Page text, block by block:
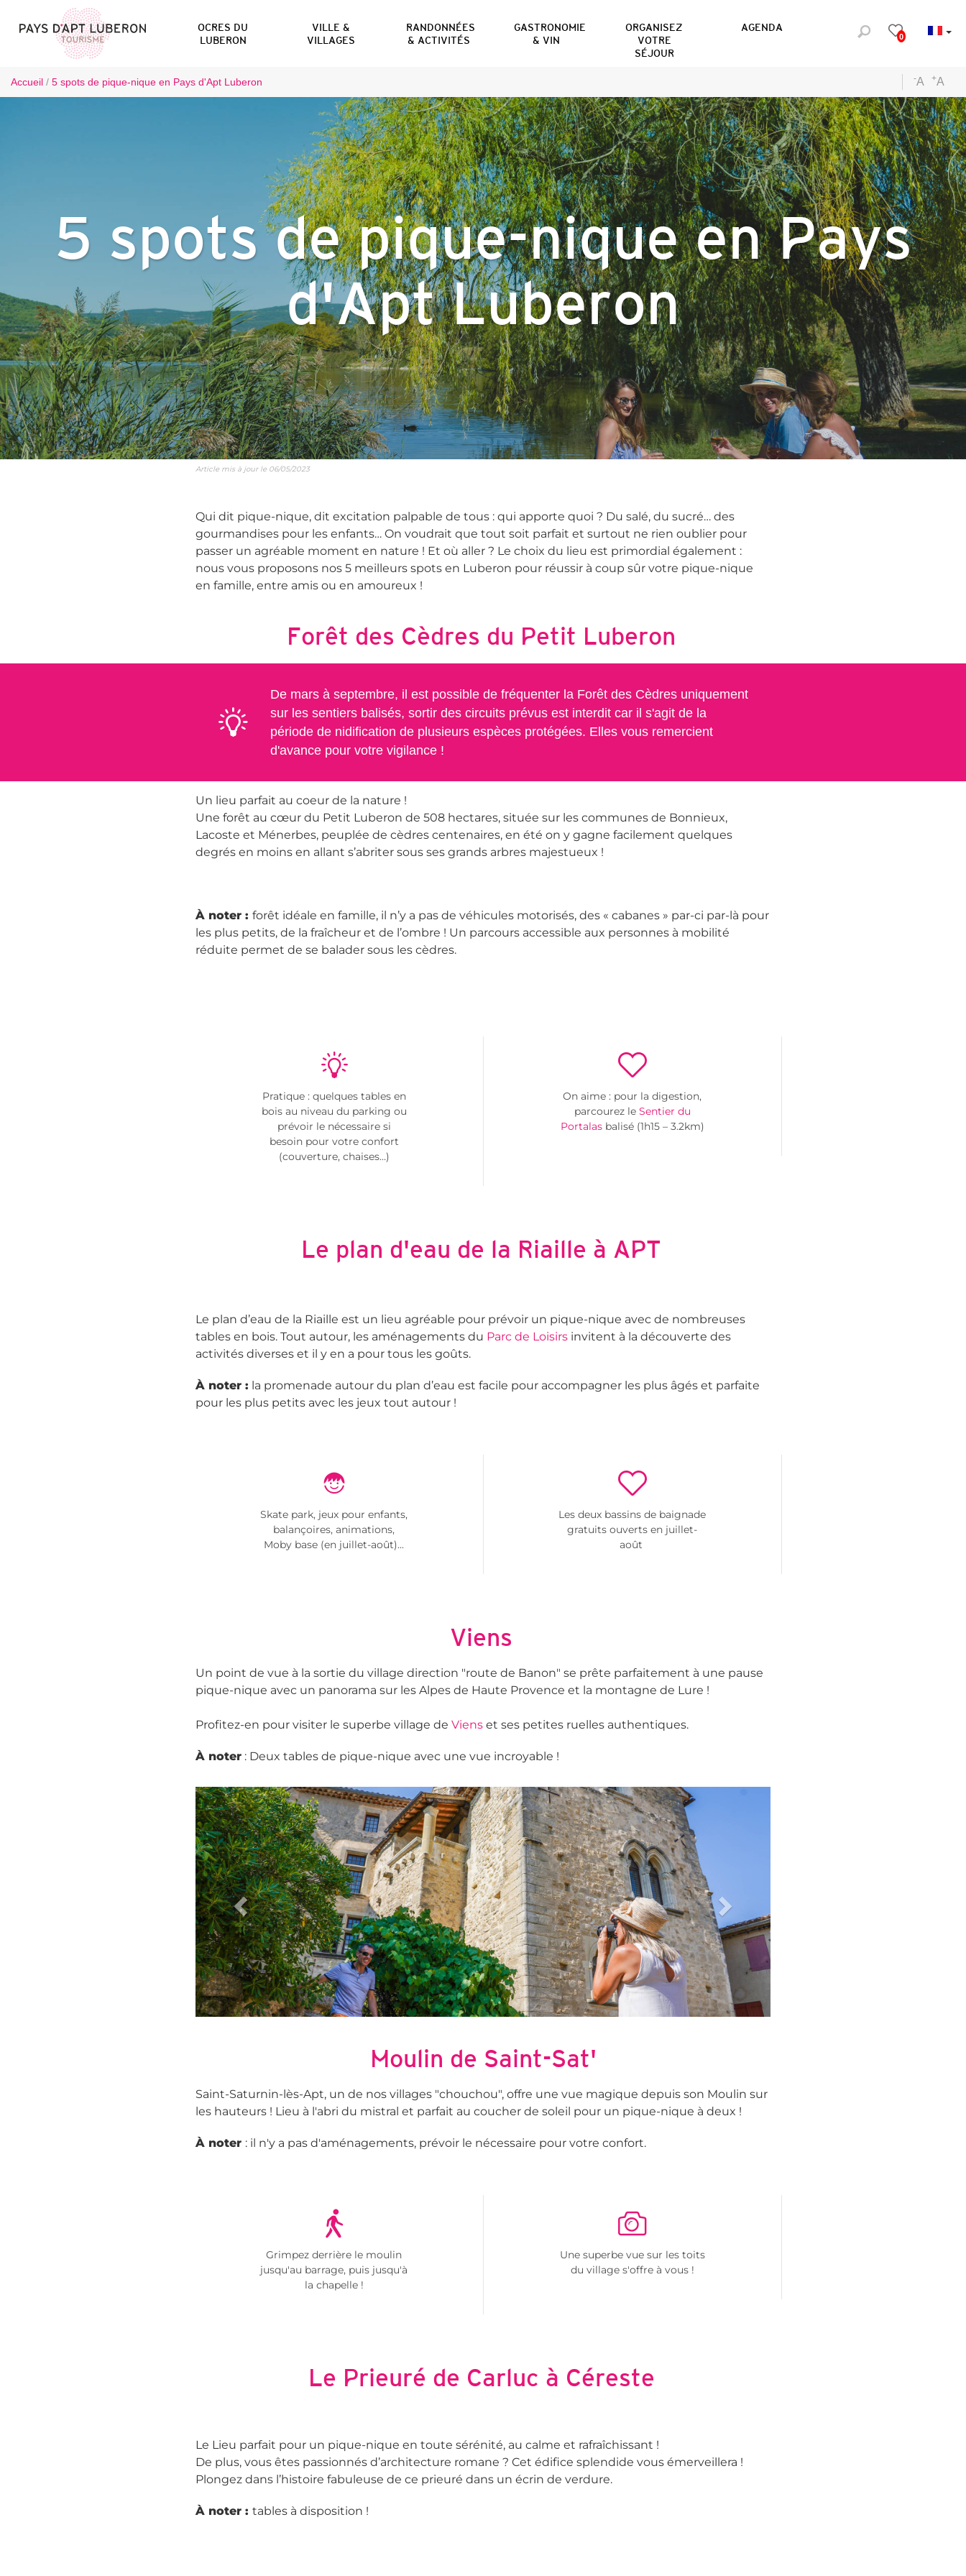
0
OCRES DU
LUBERON
VILLE &
VILLAGES
RANDONNÉES
& ACTIVITÉS
GASTRONOMIE
& VIN
ORGANISEZ
VOTRE
SÉJOUR
AGENDA
Accueil / 5 spots de pique-nique en Pays d'Apt Luberon -A +A
5 spots de pique-nique en Pays
d'Apt Luberon
Activités Patrimoine Randonnées Vins & Terroir En couple en famille avec des amis
Article mis à jour le 06/05/2023
Qui dit pique-nique, dit excitation palpable de tous : qui apporte quoi ? Du salé, du sucré… des
gourmandises pour les enfants… On voudrait que tout soit parfait et surtout ne rien oublier pour
passer un agréable moment en nature ! Et où aller ? Le choix du lieu est primordial également :
nous vous proposons nos 5 meilleurs spots en Luberon pour réussir à coup sûr votre pique-nique
en famille, entre amis ou en amoureux !
Forêt des Cèdres du Petit Luberon
De mars à septembre, il est possible de fréquenter la Forêt des Cèdres uniquement
sur les sentiers balisés, sortir des circuits prévus est interdit car il s'agit de la
période de nidification de plusieurs espèces protégées. Elles vous remercient
d'avance pour votre vigilance !
Un lieu parfait au coeur de la nature !
Une forêt au cœur du Petit Luberon de 508 hectares, située sur les communes de Bonnieux,
Lacoste et Ménerbes, peuplée de cèdres centenaires, en été on y gagne facilement quelques
degrés en moins en allant s’abriter sous ses grands arbres majestueux !
À noter : forêt idéale en famille, il n’y a pas de véhicules motorisés, des « cabanes » par-ci par-là pour
les plus petits, de la fraîcheur et de l’ombre ! Un parcours accessible aux personnes à mobilité
réduite permet de se balader sous les cèdres.
Pratique : quelques tables en
bois au niveau du parking ou
prévoir le nécessaire si
besoin pour votre confort
(couverture, chaises…)
On aime : pour la digestion,
parcourez le Sentier du
Portalasbalisé (1h15 – 3.2km)
Le plan d'eau de la Riaille à APT
Le plan d’eau de la Riaille est un lieu agréable pour prévoir un pique-nique avec de nombreuses
tables en bois. Tout autour, les aménagements du Parc de Loisirs invitent à la découverte des
activités diverses et il y en a pour tous les goûts.
À noter : la promenade autour du plan d’eau est facile pour accompagner les plus âgés et parfaite
pour les plus petits avec les jeux tout autour !
Skate park, jeux pour enfants,
balançoires, animations,
Moby base (en juillet-août)...
Les deux bassins de baignade
gratuits ouverts en juillet-
août
Viens
Un point de vue à la sortie du village direction "route de Banon" se prête parfaitement à une pause
pique-nique avec un panorama sur les Alpes de Haute Provence et la montagne de Lure !
Profitez-en pour visiter le superbe village de Viens et ses petites ruelles authentiques.
À noter : Deux tables de pique-nique avec une vue incroyable !
Moulin de Saint-Sat'
Saint-Saturnin-lès-Apt, un de nos villages "chouchou", offre une vue magique depuis son Moulin sur
les hauteurs ! Lieu à l'abri du mistral et parfait au coucher de soleil pour un pique-nique à deux !
À noter : il n'y a pas d'aménagements, prévoir le nécessaire pour votre confort.
Grimpez derrière le moulin
jusqu'au barrage, puis jusqu'à
la chapelle !
Une superbe vue sur les toits
du village s'offre à vous !
Le Prieuré de Carluc à Céreste
Le Lieu parfait pour un pique-nique en toute sérénité, au calme et rafraîchissant !
De plus, vous êtes passionnés d’architecture romane ? Cet édifice splendide vous émerveillera !
Plongez dans l’histoire fabuleuse de ce prieuré dans un écrin de verdure.
À noter : tables à disposition !